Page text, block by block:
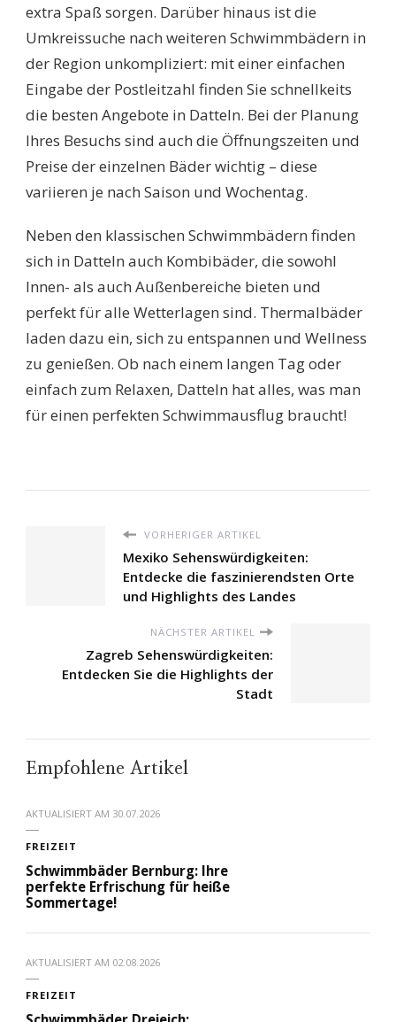
extra Spaß sorgen. Darüber hinaus ist die
Umkreissuche nach weiteren Schwimmbädern in
der Region unkompliziert: mit einer einfachen
Eingabe der Postleitzahl finden Sie schnellkeits
die besten Angebote in Datteln. Bei der Planung
Ihres Besuchs sind auch die Öffnungszeiten und
Preise der einzelnen Bäder wichtig – diese
variieren je nach Saison und Wochentag.
Neben den klassischen Schwimmbädern finden
sich in Datteln auch Kombibäder, die sowohl
Innen- als auch Außenbereiche bieten und
perfekt für alle Wetterlagen sind. Thermalbäder
laden dazu ein, sich zu entspannen und Wellness
zu genießen. Ob nach einem langen Tag oder
einfach zum Relaxen, Datteln hat alles, was man
für einen perfekten Schwimmausflug braucht!
VORHERIGER ARTIKEL
Mexiko Sehenswürdigkeiten:
Entdecke die faszinierendsten Orte
und Highlights des Landes
NÄCHSTER ARTIKEL
Zagreb Sehenswürdigkeiten:
Entdecken Sie die Highlights der
Stadt
Empfohlene Artikel
AKTUALISIERT AM 30.07.2026
FREIZEIT
Schwimmbäder Bernburg: Ihre
perfekte Erfrischung für heiße
Sommertage!
AKTUALISIERT AM 02.08.2026
FREIZEIT